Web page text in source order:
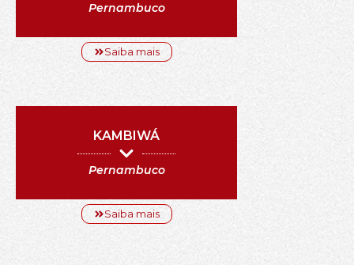
Pernambuco
Saiba mais
KAMBIWÁ
Pernambuco
Saiba mais